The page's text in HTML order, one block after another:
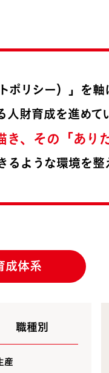
ポリシー）」を
財育成を進めて
き、その「あり
ような環境を整
成体系
職種別
産